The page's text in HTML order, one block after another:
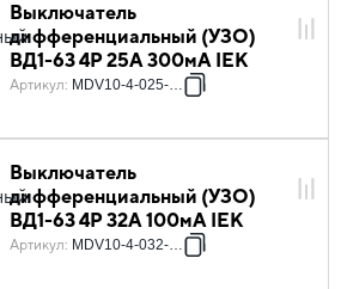
Выключатель
дифференциальный (УЗО)
ВД1-63 4Р 25А 300мА IEK
Артикул: MDV10-4-025-300
Выключатель
дифференциальный (УЗО)
ВД1-63 4Р 32А 100мА IEK
Артикул: MDV10-4-032-100